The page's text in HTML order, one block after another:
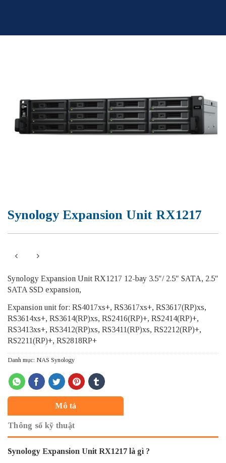
Synology Expansion Unit RX1217
Synology Expansion Unit RX1217 12-bay 3.5″/ 2.5″ SATA, 2.5″
SATA SSD expansion,
Expansion unit for: RS4017xs+, RS3617xs+, RS3617(RP)xs,
RS3614xs+, RS3614(RP)xs, RS2416(RP)+, RS2414(RP)+,
RS3413xs+, RS3412(RP)xs, RS3411(RP)xs, RS2212(RP)+,
RS2211(RP)+, RS2818RP+
Danh mục: NAS Synology
Mô tả
Thông số kỹ thuật
Synology Expansion Unit RX1217 là gì ?